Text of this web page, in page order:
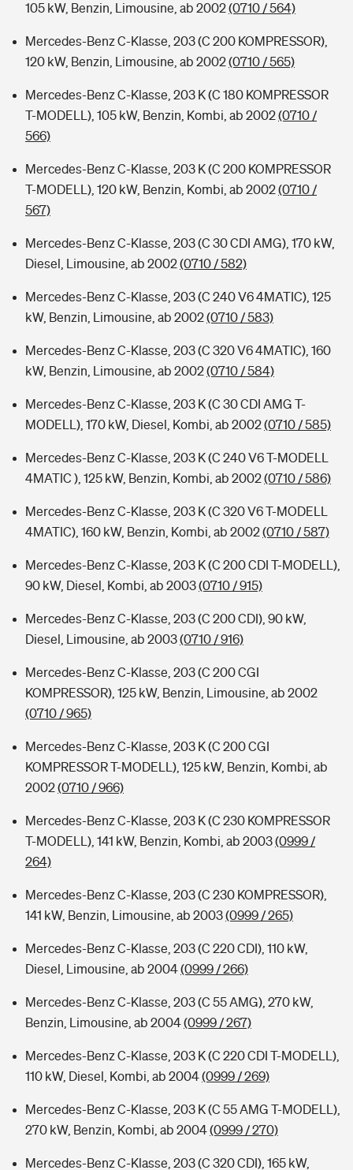
105 kW, Benzin, Limousine, ab 2002(0710 / 564)
Mercedes-Benz C-Klasse, 203 (C 200 KOMPRESSOR),
120 kW, Benzin, Limousine, ab 2002(0710 / 565)
Mercedes-Benz C-Klasse, 203 K (C 180 KOMPRESSOR
T-MODELL), 105 kW, Benzin, Kombi, ab 2002(0710 /
566)
Mercedes-Benz C-Klasse, 203 K (C 200 KOMPRESSOR
T-MODELL), 120 kW, Benzin, Kombi, ab 2002(0710 /
567)
Mercedes-Benz C-Klasse, 203 (C 30 CDI AMG), 170 kW,
Diesel, Limousine, ab 2002(0710 / 582)
Mercedes-Benz C-Klasse, 203 (C 240 V6 4MATIC), 125
kW, Benzin, Limousine, ab 2002(0710 / 583)
Mercedes-Benz C-Klasse, 203 (C 320 V6 4MATIC), 160
kW, Benzin, Limousine, ab 2002(0710 / 584)
Mercedes-Benz C-Klasse, 203 K (C 30 CDI AMG T-
MODELL), 170 kW, Diesel, Kombi, ab 2002(0710 / 585)
Mercedes-Benz C-Klasse, 203 K (C 240 V6 T-MODELL
4MATIC ), 125 kW, Benzin, Kombi, ab 2002(0710 / 586)
Mercedes-Benz C-Klasse, 203 K (C 320 V6 T-MODELL
4MATIC), 160 kW, Benzin, Kombi, ab 2002(0710 / 587)
Mercedes-Benz C-Klasse, 203 K (C 200 CDI T-MODELL),
90 kW, Diesel, Kombi, ab 2003(0710 / 915)
Mercedes-Benz C-Klasse, 203 (C 200 CDI), 90 kW,
Diesel, Limousine, ab 2003(0710 / 916)
Mercedes-Benz C-Klasse, 203 (C 200 CGI
KOMPRESSOR), 125 kW, Benzin, Limousine, ab 2002
(0710 / 965)
Mercedes-Benz C-Klasse, 203 K (C 200 CGI
KOMPRESSOR T-MODELL), 125 kW, Benzin, Kombi, ab
2002(0710 / 966)
Mercedes-Benz C-Klasse, 203 K (C 230 KOMPRESSOR
T-MODELL), 141 kW, Benzin, Kombi, ab 2003(0999 /
264)
Mercedes-Benz C-Klasse, 203 (C 230 KOMPRESSOR),
141 kW, Benzin, Limousine, ab 2003(0999 / 265)
Mercedes-Benz C-Klasse, 203 (C 220 CDI), 110 kW,
Diesel, Limousine, ab 2004(0999 / 266)
Mercedes-Benz C-Klasse, 203 (C 55 AMG), 270 kW,
Benzin, Limousine, ab 2004(0999 / 267)
Mercedes-Benz C-Klasse, 203 K (C 220 CDI T-MODELL),
110 kW, Diesel, Kombi, ab 2004(0999 / 269)
Mercedes-Benz C-Klasse, 203 K (C 55 AMG T-MODELL),
270 kW, Benzin, Kombi, ab 2004(0999 / 270)
Mercedes-Benz C-Klasse, 203 (C 320 CDI), 165 kW,